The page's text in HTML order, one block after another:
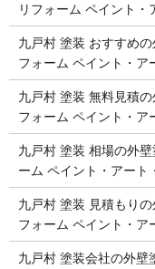
リフォーム ペイント・
九戸村 塗装 おすすめ
フォーム ペイント・ア
九戸村 塗装 無料見積
フォーム ペイント・ア
九戸村 塗装 相場の外
ーム ペイント・アート
九戸村 塗装 見積もり
フォーム ペイント・ア
九戸村 塗装会社の外壁